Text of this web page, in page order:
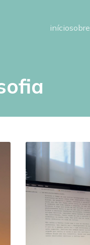
iníciosobre